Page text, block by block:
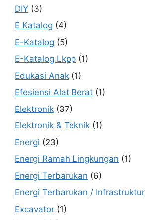
DIY (3)
E Katalog (4)
E-Katalog (5)
E-Katalog Lkpp (1)
Edukasi Anak (1)
Efesiensi Alat Berat (1)
Elektronik (37)
Elektronik & Teknik (1)
Energi (23)
Energi Ramah Lingkungan (1)
Energi Terbarukan (6)
Energi Terbarukan / Infrastruktur
Excavator (1)